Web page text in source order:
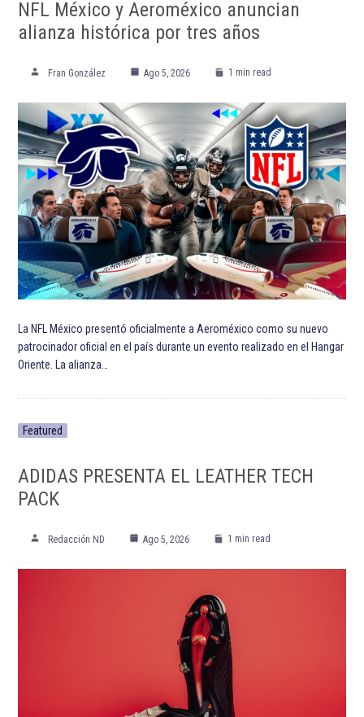
NFL México y Aeroméxico anuncian
alianza histórica por tres años
Fran González Ago 5, 2026 1 min read
La NFL México presentó oficialmente a Aeroméxico como su nuevo
patrocinador oficial en el país durante un evento realizado en el Hangar
Oriente. La alianza…
Featured
ADIDAS PRESENTA EL LEATHER TECH
PACK
Redacción ND Ago 5, 2026 1 min read